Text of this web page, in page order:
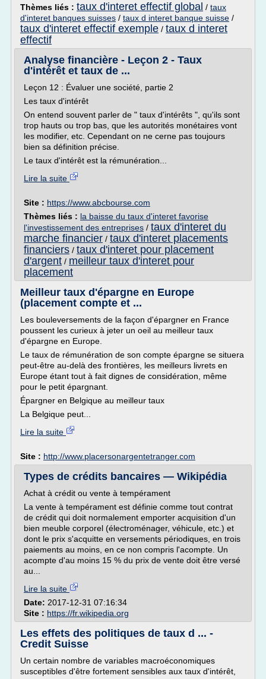
Thèmes liés : taux d'interet effectif global / taux
d'interet banques suisses / taux d interet banque suisse /
taux d'interet effectif exemple / taux d interet
effectif
Analyse financière - Leçon 2 - Taux
d'intérêt et taux de ...
Leçon 12 : Évaluer une société, partie 2
Les taux d'intérêt
On entend souvent parler de " taux d'intérêts ", qu'ils sont
trop hauts ou trop bas, que les autorités monétaires vont
les modifier, etc. Cependant on ne cerne pas toujours
bien sa définition précise.
Le taux d'intérêt est la rémunération...
Lire la suite
Site : https://www.abcbourse.com
Thèmes liés : la baisse du taux d'interet favorise
l'investissement des entreprises / taux d'interet du
marche financier / taux d'interet placements
financiers / taux d'interet pour placement
d'argent / meilleur taux d'interet pour
placement
Meilleur taux d'épargne en Europe
(placement compte et ...
Les bouleversements de la façon d'épargner en France
poussent les curieux à jeter un oeil au meilleur taux
d'épargne en Europe.
Le taux de rémunération de son compte épargne se situera
peut-être au-delà des frontières, les meilleurs livrets en
Europe étant tout à fait dignes de considération, même
pour le petit épargnant.
Épargner en Belgique au meilleur taux
La Belgique peut...
Lire la suite
Site : http://www.placersonargentetranger.com
Types de crédits bancaires — Wikipédia
Achat à crédit ou vente à tempérament
La vente à tempérament est définie comme tout contrat
de crédit qui doit normalement emporter acquisition d'un
bien meuble corporel (électroménager, véhicule, etc.) et
dont le prix s'acquitte en versements périodiques, en trois
paiements au moins, en ce non compris l'acompte. Un
acompte d'au moins 15 % du prix de vente doit être versé
au...
Lire la suite
Date: 2017-12-31 07:16:34
Site : https://fr.wikipedia.org
Les effets des politiques de taux d ... -
Credit Suisse
Un certain nombre de variables macroéconomiques
susceptibles d'être fortement sensibles aux taux d'intérêt,